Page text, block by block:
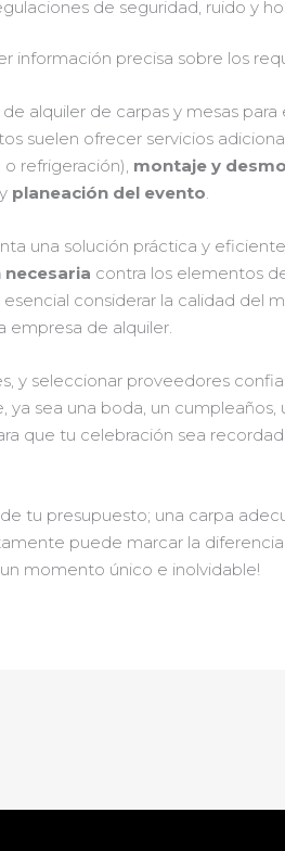
de seguridad, ruido y
información precisa sobre los
alquiler de carpas y mesas para
suelen ofrecer servicios
refrigeración), montaje y
y planeación del evento.
una solución práctica y
contra los elementos
considerar la calidad del
empresa de alquiler.
y seleccionar proveedores
ya sea una boda, un
que tu celebración sea
tu presupuesto; una carpa
puede marcar la
momento único e inolvidable!